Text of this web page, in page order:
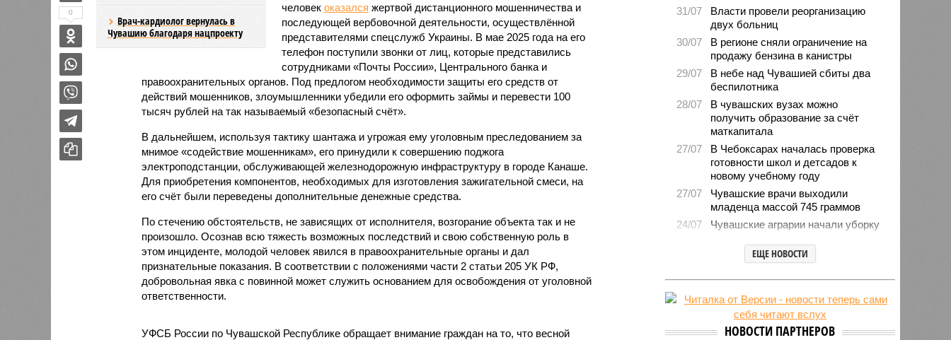
Врач-кардиолог вернулась в
Чувашию благодаря нацпроекту
человек оказался жертвой дистанционного мошенничества и
последующей вербовочной деятельности, осуществлённой
представителями спецслужб Украины. В мае 2025 года на его
телефон поступили звонки от лиц, которые представились
сотрудниками «Почты России», Центрального банка и
правоохранительных органов. Под предлогом необходимости защиты его средств от
действий мошенников, злоумышленники убедили его оформить займы и перевести 100
тысяч рублей на так называемый «безопасный счёт».
В дальнейшем, используя тактику шантажа и угрожая ему уголовным преследованием за
мнимое «содействие мошенникам», его принудили к совершению поджога
электроподстанции, обслуживающей железнодорожную инфраструктуру в городе Канаше.
Для приобретения компонентов, необходимых для изготовления зажигательной смеси, на
его счёт были переведены дополнительные денежные средства.
По стечению обстоятельств, не зависящих от исполнителя, возгорание объекта так и не
произошло. Осознав всю тяжесть возможных последствий и свою собственную роль в
этом инциденте, молодой человек явился в правоохранительные органы и дал
признательные показания. В соответствии с положениями части 2 статьи 205 УК РФ,
добровольная явка с повинной может служить основанием для освобождения от уголовной
ответственности.
УФСБ России по Чувашской Республике обращает внимание граждан на то, что весной
0
31/07
Власти провели реорганизацию
двух больниц
30/07
В регионе сняли ограничение на
продажу бензина в канистры
29/07
В небе над Чувашией сбиты два
беспилотника
28/07
В чувашских вузах можно
получить образование за счёт
маткапитала
27/07
В Чебоксарах началась проверка
готовности школ и детсадов к
новому учебному году
27/07
Чувашские врачи выходили
младенца массой 745 граммов
24/07
Чувашские аграрии начали уборку
Минпромэнерго сообщило об
заправках
23/07
В Чувашии за 6 месяцев изъято
свыше 500 единиц оружия
ЕЩЕ НОВОСТИ
НОВОСТИ ПАРТНЕРОВ